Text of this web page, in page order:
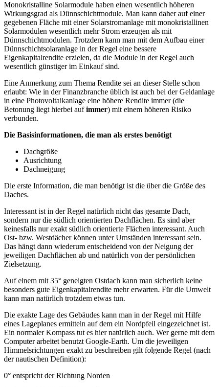
Monokristalline Solarmodule haben einen wesentlich höheren
Wirkungsgrad als Dünnschichtmodule. Man kann daher auf einer
gegebenen Fläche mit einer Solarstromanlage mit monokristallinen
Solarmodulen wesentlich mehr Strom erzeugen als mit
Dünnschichtmodulen. Trotzdem kann man mit dem Aufbau einer
Dünnschichtsolaranlage in der Regel eine bessere
Eigenkapitalrendite erzielen, da die Module in der Regel auch
wesentlich günstiger im Einkauf sind.
Eine Anmerkung zum Thema Rendite sei an dieser Stelle schon
erlaubt: Wie in der Finanzbranche üblich ist auch bei der Geldanlage
in eine Photovoltaikanlage eine höhere Rendite immer (die
Betonung liegt hierbei aufimmer) mit einem höheren Risiko
verbunden.
Die Basisinformationen, die man als erstes benötigt
Dachgröße
Ausrichtung
Dachneigung
Die erste Information, die man benötigt ist die über die Größe des
Daches.
Interessant ist in der Regel natürlich nicht das gesamte Dach,
sondern nur die südlich orientierten Dachflächen. Es sind aber
keinesfalls nur exakt südlich orientierte Flächen interessant. Auch
Ost- bzw. Westdächer können unter Umständen interessant sein.
Das hängt dann wiederum entscheidend von der Neigung der
jeweiligen Dachflächen ab und natürlich von der persönlichen
Zielsetzung.
Auf einem mit 35° geneigten Ostdach kann man sicherlich keine
besonders gute Eigenkapitalrendite mehr erwarten. Für die Umwelt
kann man natürlich trotzdem etwas tun.
Die exakte Lage des Gebäudes kann man in der Regel mit Hilfe
eines Lageplanes ermitteln auf dem ein Nordpfeil eingezeichnet ist.
Ein normaler Kompass tut es hier natürlich auch. Wer gerne mit dem
Computer arbeitet benutzt Google-Earth. Um die jeweiligen
Himmelsrichtungen exakt zu beschreiben gilt folgende Regel (nach
der nautischen Definition):
0° entspricht der Richtung Norden